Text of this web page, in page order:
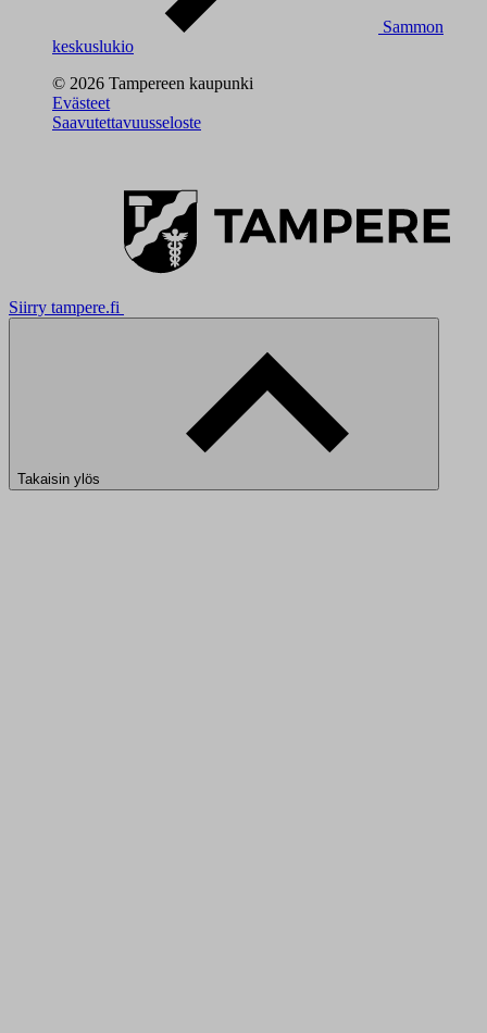
Sammon
keskuslukio
© 2026 Tampereen kaupunki
Evästeet
Saavutettavuusseloste
Siirry tampere.fi
Takaisin ylös